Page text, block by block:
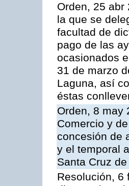
Orden, 25 abr
la que se
facultad de
pago de las
ocasionados
31 de marzo
Laguna, así
éstas
Orden, 8 may
Comercio y
concesión de
y el temporal
Santa Cruz
Resolución, 6